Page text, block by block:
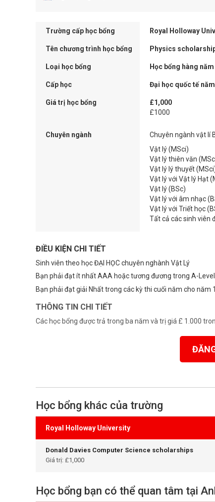
Trường cấp học bổng Royal Holloway
Tên chương trình học bổng Physics
Loại học bổng Học bổng hàng năm
Cấp học Đại học quốc tế năm
Giá trị học bổng
£1,000
£1000
Chuyên ngành
Chuyên ngành vật lí
Vật lý (MSci)
Vật lý thiên văn
Vật lý lý thuyết
Vật lý với Vật lý Hạt
Vật lý (BSc)
Vật lý với âm nhạc
Vật lý với Triết học
Tất cả các sinh viên
ĐIỀU KIỆN CHI TIẾT
Sinh viên theo học ĐẠI HỌC chuyên nghành Vật Lý
Bạn phải đạt ít nhất AAA hoặc tương đương trong A-
Bạn phải đạt giải Nhất trong các kỳ thi cuối năm cho năm
THÔNG TIN CHI TIẾT
Các học bổng được trả trong ba năm và trị giá £ 1.000
Học bổng khác của trường
Royal Holloway University
Donald Davies Computer Science scholarships
Giá trị: £1,000
Học bổng bạn có thể quan tâm tại